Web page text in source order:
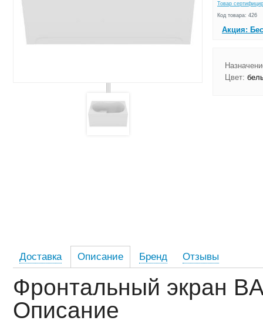
Товар
Код товара: 426
Акция:
Цвет:
Доставка Описание Бренд Отзывы
Фронтальный экран
Описание